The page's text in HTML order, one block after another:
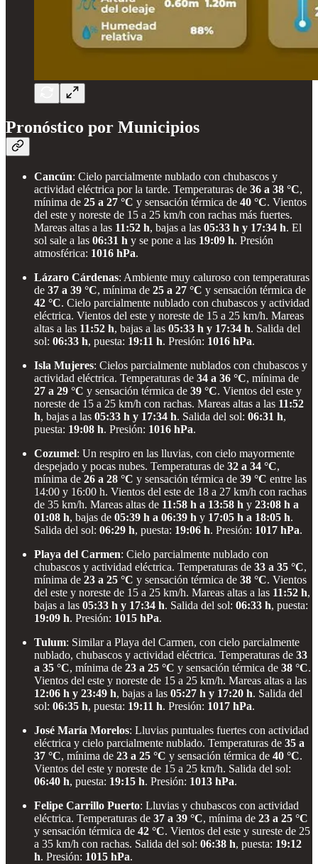
Pronóstico por Municipios
Cancún: Cielo parcialmente nublado con chubascos y
actividad eléctrica por la tarde. Temperaturas de 36 a 38 °C,
mínima de 25 a 27 °C y sensación térmica de 40 °C. Vientos
del este y noreste de 15 a 25 km/h con rachas más fuertes.
Mareas altas a las 11:52 h, bajas a las 05:33 h y 17:34 h. El
sol sale a las 06:31 h y se pone a las 19:09 h. Presión
atmosférica: 1016 hPa.
Lázaro Cárdenas: Ambiente muy caluroso con temperaturas
de 37 a 39 °C, mínima de 25 a 27 °C y sensación térmica de
42 °C. Cielo parcialmente nublado con chubascos y actividad
eléctrica. Vientos del este y noreste de 15 a 25 km/h. Mareas
altas a las 11:52 h, bajas a las 05:33 h y 17:34 h. Salida del
sol: 06:33 h, puesta: 19:11 h. Presión: 1016 hPa.
Isla Mujeres: Cielos parcialmente nublados con chubascos y
actividad eléctrica. Temperaturas de 34 a 36 °C, mínima de
27 a 29 °C y sensación térmica de 39 °C. Vientos del este y
noreste de 15 a 25 km/h con rachas. Mareas altas a las 11:52
h, bajas a las 05:33 h y 17:34 h. Salida del sol: 06:31 h,
puesta: 19:08 h. Presión: 1016 hPa.
Cozumel: Un respiro en las lluvias, con cielo mayormente
despejado y pocas nubes. Temperaturas de 32 a 34 °C,
mínima de 26 a 28 °C y sensación térmica de 39 °C entre las
14:00 y 16:00 h. Vientos del este de 18 a 27 km/h con rachas
de 35 km/h. Mareas altas de 11:58 h a 13:58 h y 23:08 h a
01:08 h, bajas de 05:39 h a 06:39 h y 17:05 h a 18:05 h.
Salida del sol: 06:29 h, puesta: 19:06 h. Presión: 1017 hPa.
Playa del Carmen: Cielo parcialmente nublado con
chubascos y actividad eléctrica. Temperaturas de 33 a 35 °C,
mínima de 23 a 25 °C y sensación térmica de 38 °C. Vientos
del este y noreste de 15 a 25 km/h. Mareas altas a las 11:52 h,
bajas a las 05:33 h y 17:34 h. Salida del sol: 06:33 h, puesta:
19:09 h. Presión: 1015 hPa.
Tulum: Similar a Playa del Carmen, con cielo parcialmente
nublado, chubascos y actividad eléctrica. Temperaturas de 33
a 35 °C, mínima de 23 a 25 °C y sensación térmica de 38 °C.
Vientos del este y noreste de 15 a 25 km/h. Mareas altas a las
12:06 h y 23:49 h, bajas a las 05:27 h y 17:20 h. Salida del
sol: 06:35 h, puesta: 19:11 h. Presión: 1017 hPa.
José María Morelos: Lluvias puntuales fuertes con actividad
eléctrica y cielo parcialmente nublado. Temperaturas de 35 a
37 °C, mínima de 23 a 25 °C y sensación térmica de 40 °C.
Vientos del este y noreste de 15 a 25 km/h. Salida del sol:
06:40 h, puesta: 19:15 h. Presión: 1013 hPa.
Felipe Carrillo Puerto: Lluvias y chubascos con actividad
eléctrica. Temperaturas de 37 a 39 °C, mínima de 23 a 25 °C
y sensación térmica de 42 °C. Vientos del este y sureste de 25
a 35 km/h con rachas. Salida del sol: 06:38 h, puesta: 19:12
h. Presión: 1015 hPa.